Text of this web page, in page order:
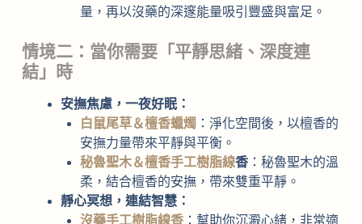
量，再以沒藥的深邃能量吸引豐盛與富足。
情境二：當你需要「平靜思緒、深度連
結」時
安撫焦慮，一夜好眠：
白鼠尾草＆檀香蠟燭：淨化空間後，以檀香的
安撫力量帶來平靜與平衡。
秘魯聖木＆檀香手工樹脂線香：秘魯聖木的溫
柔，結合檀香的安撫，帶來雙重平靜。
靜心冥想，連結智慧：
沒藥手工樹脂線香：幫助你沉澱心緒，非常適